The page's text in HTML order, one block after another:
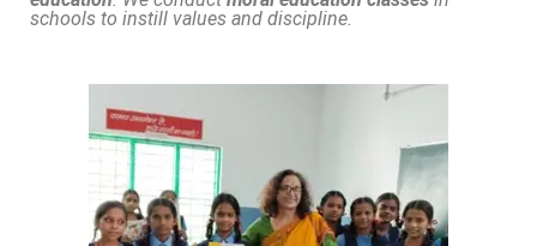
schools to instill values and discipline.